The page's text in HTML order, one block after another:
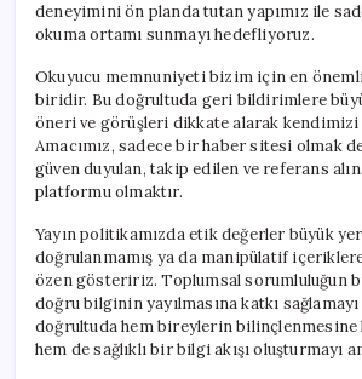
deneyimini ön planda tutan yapımız ile
okuma ortamı sunmayı hedefliyoruz.
Okuyucu memnuniyeti bizim için en
biridir. Bu doğrultuda geri bildirimlere
öneri ve görüşleri dikkate alarak
Amacımız, sadece bir haber sitesi olmak
güven duyulan, takip edilen ve referans
platformu olmaktır.
Yayın politikamızda etik değerler büyük yer
doğrulanmamış ya da manipülatif
özen gösteririz. Toplumsal sorumluluğun
doğru bilginin yayılmasına katkı
doğrultuda hem bireylerin bilinçlenmesine
hem de sağlıklı bir bilgi akışı oluşturmayı